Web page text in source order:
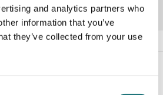
and analytics partners who
information that you’ve
they’ve collected from your use